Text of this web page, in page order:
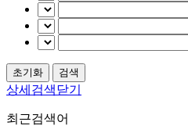
상세검색닫기
최근검색어